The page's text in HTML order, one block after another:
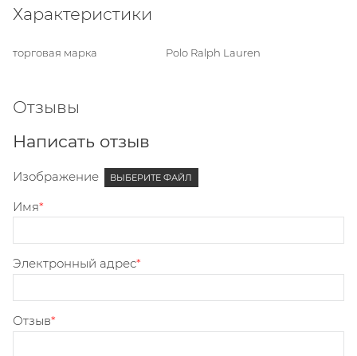
Характеристики
торговая марка Polo Ralph Lauren
Отзывы
Написать отзыв
Изображение ВЫБЕРИТЕ ФАЙЛ
Имя
Электронный адрес
Отзыв